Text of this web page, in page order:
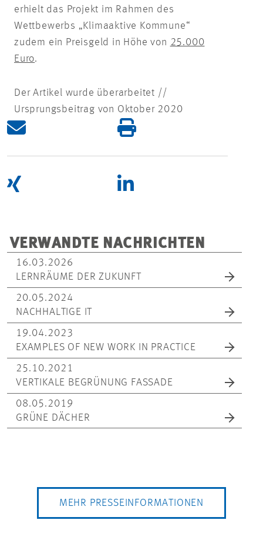
erhielt das Projekt im Rahmen des
Wettbewerbs „Klimaaktive Kommune“
zudem ein Preisgeld in Höhe von 25.000
Euro.
Der Artikel wurde überarbeitet //
Ursprungsbeitrag von Oktober 2020
VERWANDTE NACHRICHTEN
16.03.2026
LERNRÄUME DER ZUKUNFT
20.05.2024
NACHHALTIGE IT
19.04.2023
EXAMPLES OF NEW WORK IN PRACTICE
25.10.2021
VERTIKALE BEGRÜNUNG FASSADE
08.05.2019
GRÜNE DÄCHER
MEHR PRESSEINFORMATIONEN